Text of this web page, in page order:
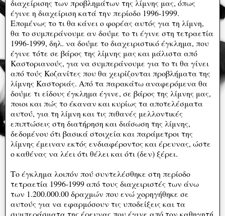
διαχείρισης των προβλημάτων της λίμνης μας, όπως
έγινε η διαχείριση κατά την περίοδο 1996-1999.
Επομένως το τι θα κάνει ο φορέας αυτός για τη λίμνη,
θα το συμπεράνουμε αν δούμε το τι έγινε στη τετραετία
1996-1999, δηλ. να δούμε το διαχειριστικό έγκλημα, που
έγινε τότε σε βάρος της λίμνης μας και μάλιστα από
Καστοριανούς, για να συμπεράνουμε για το τι θα γίνει
από τούς Κοζανίτες που θα χειρίζονται προβλήματα της
λίμνης Καστοριάς. Από τα παρακάτω αναφερόμενα θα
δούμε τι είδους έγκλημα έγινε, σε βάρος της λίμνης μας,
ποιοι και πώς το έκαναν και κυρίως τα αποτελέσματα
αυτού, για τη λίμνη και τις πιθανές μελλοντικές
επιπτώσεις στη διατήρηση και διάσωση της λίμνης,
δεδομένου ότι βασικά στοιχεία και παράμετροι της
λίμνης έμειναν εκτός ενδιαφέροντος και έρευνας, ώστε
ο καθένας να λέει ότι θέλει και ότι (δεν) ξέρει.
Το έγκλημα λοιπόν πού συντελέσθηκε στη περίοδο
τετραετία 1996-1999 από τους διαχειριστές των άνω
των 1.200.000.00 δραχμών που ενώ χορηγήθηκε σε
αυτούς για να εφαρμόσουν τις υποδείξεις και τα
συμπεράσματα της έρευνας που έγινε από τον καθηγητή